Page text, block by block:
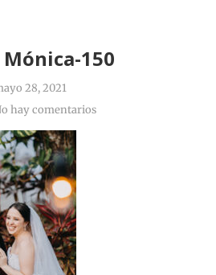
150
28, 2021
hay comentarios